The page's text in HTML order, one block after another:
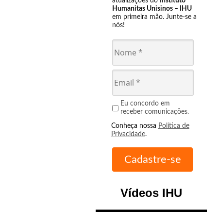
Humanitas Unisinos – IHU
em primeira mão. Junte-se a
nós!
Eu concordo em
receber comunicações.
Conheça nossa Política de
Privacidade.
Vídeos IHU